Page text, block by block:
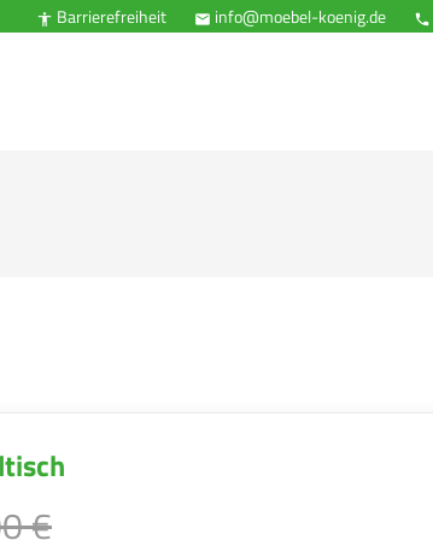
 Barrierefreiheit  info@moebel-koenig.de 
€